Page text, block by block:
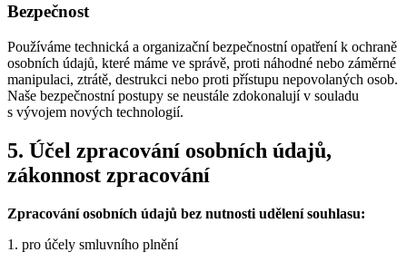
Bezpečnost
Používáme technická a organizační bezpečnostní opatření k ochraně
osobních údajů, které máme ve správě, proti náhodné nebo záměrné
manipulaci, ztrátě, destrukci nebo proti přístupu nepovolaných osob.
Naše bezpečnostní postupy se neustále zdokonalují v souladu
s vývojem nových technologií.
5. Účel zpracování osobních údajů,
zákonnost zpracování
Zpracování osobních údajů bez nutnosti udělení souhlasu:
1. pro účely smluvního plnění